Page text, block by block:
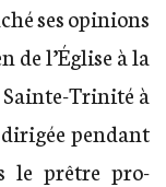
ses opinions
de l’Église à la
Sainte-Trinité à
pendant
le prêtre pro-